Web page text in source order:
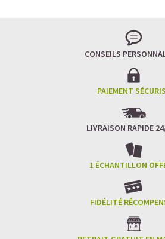
CONSEILS
PAIEMENT
LIVRAISON RAPIDE
1 ÉCHANTILLON
FIDÉLITÉ